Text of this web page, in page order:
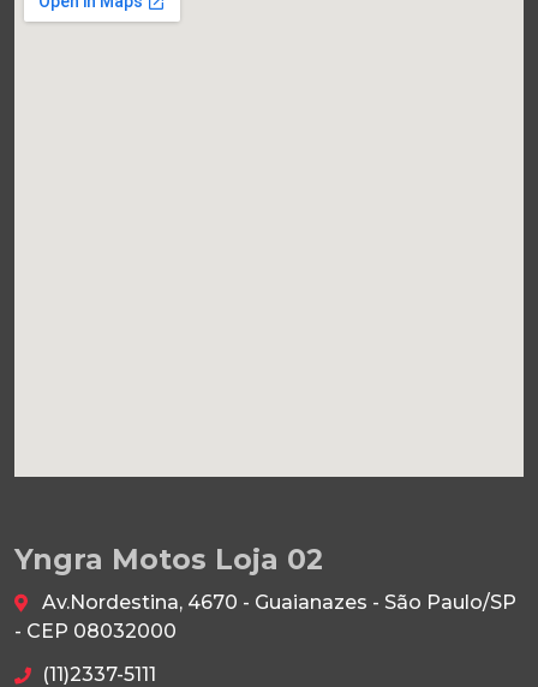
Yngra Motos Loja 02
Av.Nordestina, 4670 - Guaianazes - São Paulo/SP
- CEP 08032000
(11)2337-5111